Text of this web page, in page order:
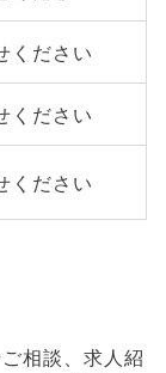
ください
ください
ください
相談、求人紹